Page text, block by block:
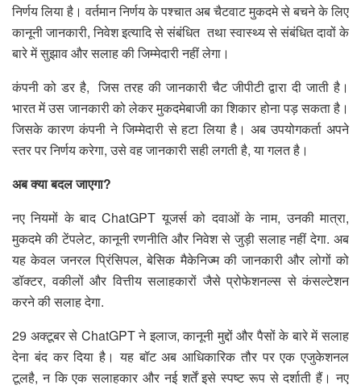
निर्णय लिया है। वर्तमान निर्णय के पश्चात अब चैटवाट मुकदमे से बचने के लिए
कानूनी जानकारी, निवेश इत्यादि से संबंधित तथा स्वास्थ्य से संबंधित दावों के
बारे में सुझाव और सलाह की जिम्मेदारी नहीं लेगा।
कंपनी को डर है, जिस तरह की जानकारी चैट जीपीटी द्वारा दी जाती है।
भारत में उस जानकारी को लेकर मुकदमेबाजी का शिकार होना पड़ सकता है।
जिसके कारण कंपनी ने जिम्मेदारी से हटा लिया है। अब उपयोगकर्ता अपने
स्तर पर निर्णय करेगा, उसे वह जानकारी सही लगती है, या गलत है।
अब क्या बदल जाएगा?
नए नियमों के बाद ChatGPT यूजर्स को दवाओं के नाम, उनकी मात्रा,
मुकदमे की टेंपलेट, कानूनी रणनीति और निवेश से जुड़ी सलाह नहीं देगा. अब
यह केवल जनरल प्रिंसिपल, बेसिक मैकेनिज्म की जानकारी और लोगों को
डॉक्टर, वकीलों और वित्तीय सलाहकारों जैसे प्रोफेशनल्स से कंसल्टेशन
करने की सलाह देगा.
29 अक्टूबर से ChatGPT ने इलाज, कानूनी मुद्दों और पैसों के बारे में सलाह
देना बंद कर दिया है। यह बॉट अब आधिकारिक तौर पर एक एजुकेशनल
टूलहै, न कि एक सलाहकार और नई शर्तें इसे स्पष्ट रूप से दर्शाती हैं। नए